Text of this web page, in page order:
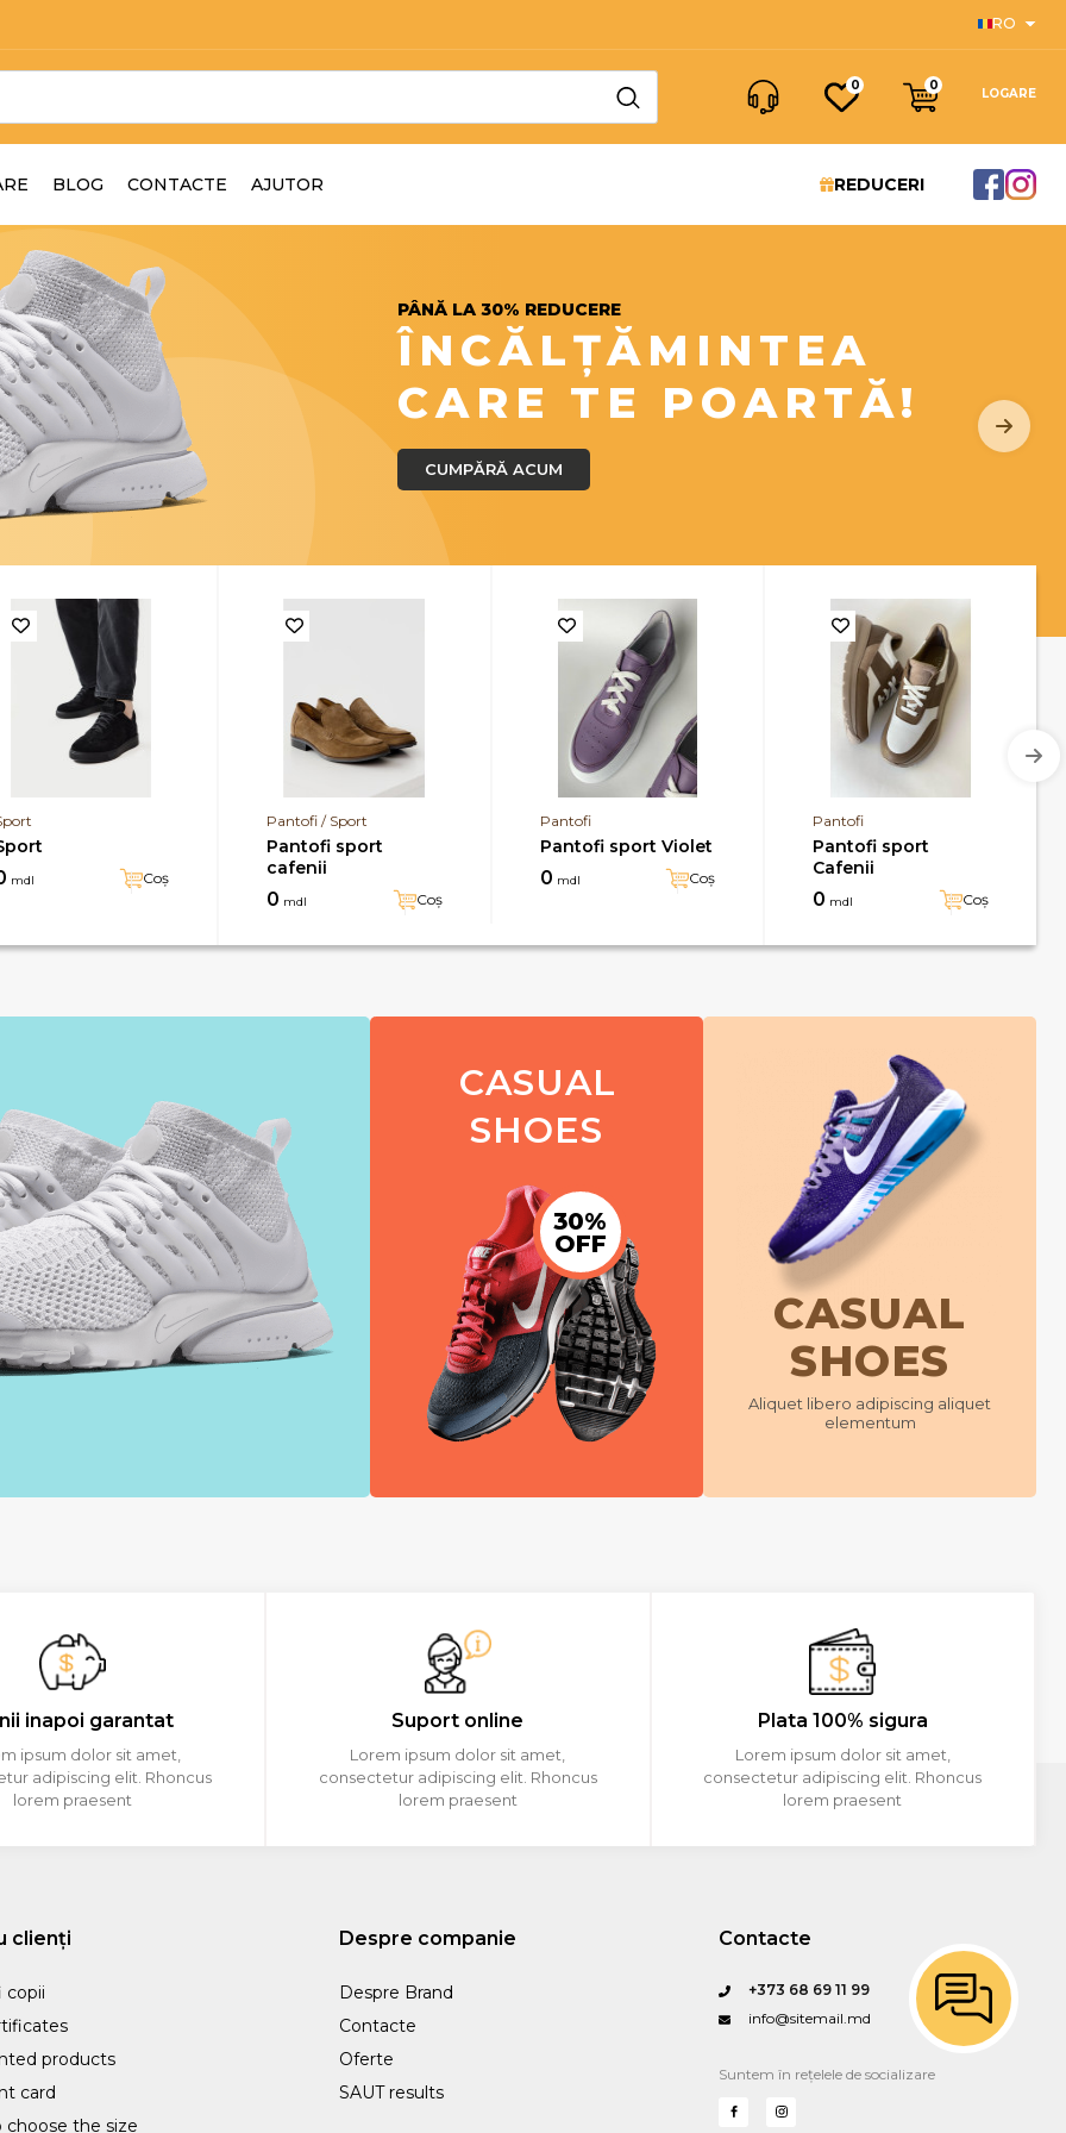
RO
0 0
LOGARE
BLOG CONTACTE AJUTOR REDUCERI
PÂNĂ LA 30% REDUCERE
ÎNCĂLȚĂMINTEA
CARE TE POARTĂ!
CUMPĂRĂ ACUM
mdl Coș
Pantofi / Sport
Pantofi sport
cafenii
0 mdl Coș
Pantofi
Pantofi sport Violet
0 mdl Coș
Pantofi
Pantofi sport
Cafenii
0 mdl Coș
CASUAL
SHOES
30%
OFF
CASUAL
SHOES
Aliquet libero adipiscing aliquet
elementum
inapoi garantat
ipsum dolor sit amet,
adipiscing elit. Rhoncus
lorem praesent
Suport online
Lorem ipsum dolor sit amet,
consectetur adipiscing elit. Rhoncus
lorem praesent
Plata 100% sigura
Lorem ipsum dolor sit amet,
consectetur adipiscing elit. Rhoncus
lorem praesent
clienți
copii
products
card
choose the size
Despre companie
Despre Brand
Contacte
Oferte
SAUT results
Contacte
+373 68 69 11 99
info@sitemail.md
Suntem în rețelele de socializare